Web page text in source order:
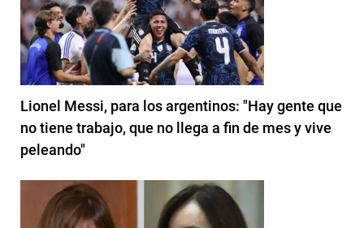
Lionel Messi, para los argentinos: "Hay gente que
no tiene trabajo, que no llega a fin de mes y vive
peleando"